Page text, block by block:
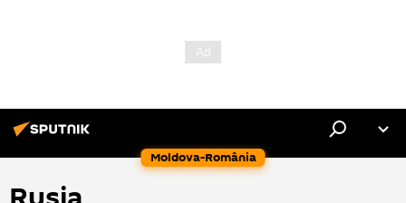
Moldova-România